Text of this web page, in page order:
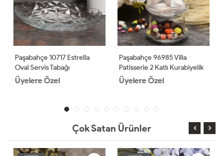
Paşabahçe 10717 Estrella
Oval Servis Tabağı
Üyelere Özel
Paşabahçe 96985 Villa
Patisserie 2 Katlı Kurabiyelik
2 Adet
Üyelere Özel
Çok Satan Ürünler